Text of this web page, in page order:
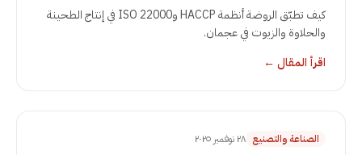
كيف تطبّق الروضة أنظمة HACCP وISO 22000 في إنتاج الطحينة
والحلاوة والزيوت في عجمان.
اقرأ المقال ←
الصناعة والتصنيع ٢٨ نوفمبر ٢٠٢٥